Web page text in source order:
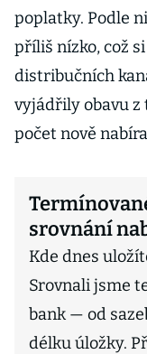
poplatky. Podle
příliš nízko, což
distribučních
vyjádřily obavu z
počet nově
srovnání
Kde dnes
Srovnali jsme
bank — od
délku úložky.